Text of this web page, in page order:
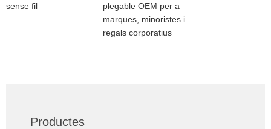
sense fil
plegable OEM per a
marques, minoristes i
regals corporatius
Productes